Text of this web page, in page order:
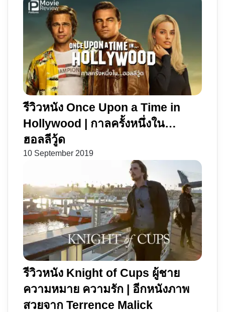
รีวิวหนัง Once Upon a Time in
Hollywood | กาลครั้งหนึ่งใน…
ฮอลลีวู้ด
10 September 2019
รีวิวหนัง Knight of Cups ผู้ชาย
ความหมาย ความรัก | อีกหนังภาพ
สวยจาก Terrence Malick